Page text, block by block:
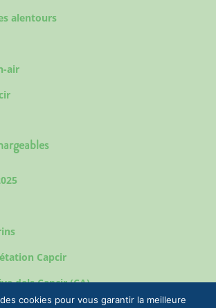
alentours
air
Capcir
dels Capcir (CA)
cookies pour vous garantir la meilleure